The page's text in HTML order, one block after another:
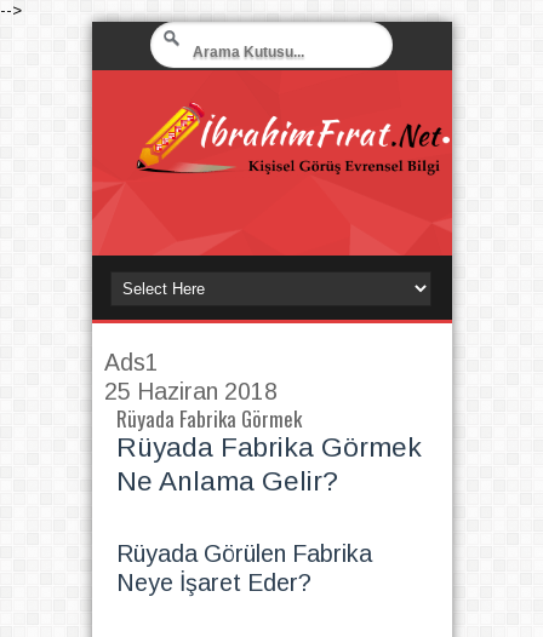
-->
Ads1
25 Haziran 2018
Rüyada Fabrika Görmek
Rüyada Fabrika Görmek
Ne Anlama Gelir?
Rüyada Görülen Fabrika
Neye İşaret Eder?